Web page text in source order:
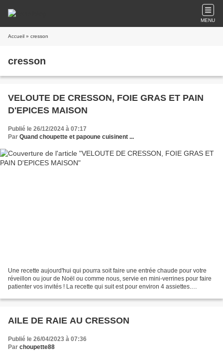
MENU
Accueil » cresson
cresson
VELOUTE DE CRESSON, FOIE GRAS ET PAIN
D'EPICES MAISON
Publié le 26/12/2024 à 07:17
Par Quand choupette et papoune cuisinent ...
Une recette aujourd'hui qui pourra soit faire une entrée chaude pour votre
réveillon ou jour de Noël ou comme nous, servie en mini-verrines pour faire
patienter vos invités ! La recette qui suit est pour environ 4 assiettes.
AILE DE RAIE AU CRESSON
Publié le 26/04/2023 à 07:36
Par choupette88